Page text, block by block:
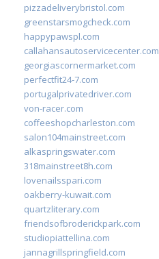
pizzadeliverybristol.com
greenstarsmogcheck.com
happypawspl.com
callahansautoservicecenter.com
georgiascornermarket.com
perfectfit24-7.com
portugalprivatedriver.com
von-racer.com
coffeeshopcharleston.com
salon104mainstreet.com
alkaspringswater.com
318mainstreet8h.com
lovenailsspari.com
oakberry-kuwait.com
quartzliterary.com
friendsofbroderickpark.com
studiopiattellina.com
jannagrillspringfield.com